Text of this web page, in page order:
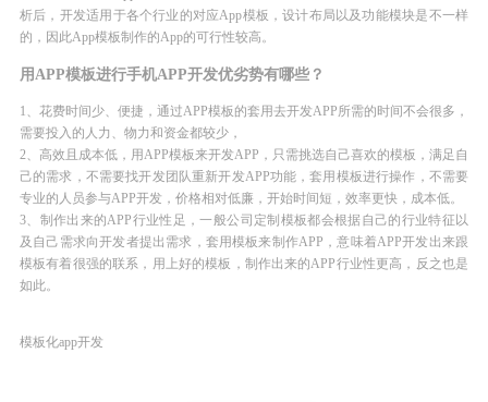
析后，开发适用于各个行业的对应App模板，设计布局以及功能模块是不一样
的，因此App模板制作的App的可行性较高。
用APP模板进行手机APP开发优劣势有哪些？
1、花费时间少、便捷，通过APP模板的套用去开发APP所需的时间不会很多，
需要投入的人力、物力和资金都较少，
2、高效且成本低，用APP模板来开发APP，只需挑选自己喜欢的模板，满足自
己的需求，不需要找开发团队重新开发APP功能，套用模板进行操作，不需要
专业的人员参与APP开发，价格相对低廉，开始时间短，效率更快，成本低。
3、制作出来的APP行业性足，一般公司定制模板都会根据自己的行业特征以
及自己需求向开发者提出需求，套用模板来制作APP，意味着APP开发出来跟
模板有着很强的联系，用上好的模板，制作出来的APP行业性更高，反之也是
如此。
模板化app开发